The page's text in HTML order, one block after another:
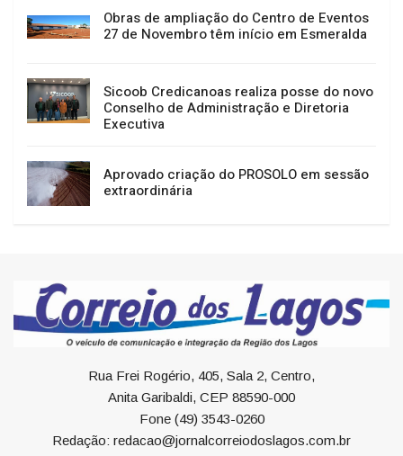
Obras de ampliação do Centro de Eventos
27 de Novembro têm início em Esmeralda
Sicoob Credicanoas realiza posse do novo
Conselho de Administração e Diretoria
Executiva
Aprovado criação do PROSOLO em sessão
extraordinária
Rua Frei Rogério, 405, Sala 2, Centro,
Anita Garibaldi, CEP 88590-000
Fone (49) 3543-0260
Redação: redacao@jornalcorreiodoslagos.com.br